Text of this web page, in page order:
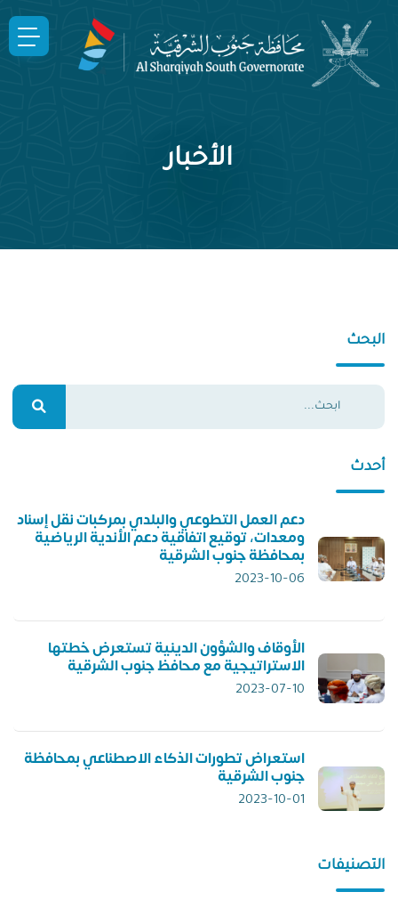
الأخبار
البحث
أحدث
دعم العمل التطوعي والبلدي بمركبات نقل إسناد
ومعدات، توقيع اتفاقية دعم الأندية الرياضية
بمحافظة جنوب الشرقية
2023-10-06
الأوقاف والشؤون الدينية تستعرض خطتها
الاستراتيجية مع محافظ جنوب الشرقية
2023-07-10
استعراض تطورات الذكاء الاصطناعي بمحافظة
جنوب الشرقية
2023-10-01
التصنيفات